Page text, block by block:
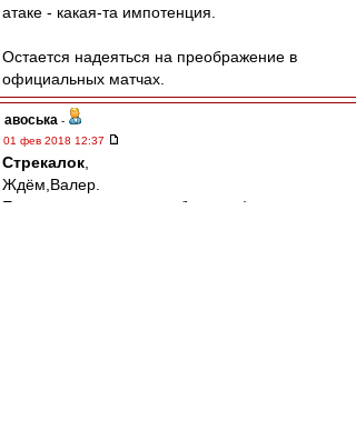
атаке - какая-та импотенция.
Остается надеяться на преображение в
официальных матчах.
авоська -
01 фев 2018 12:37
Стрекалок
Ждём,Валер.
Если окажется столпом буду рад)